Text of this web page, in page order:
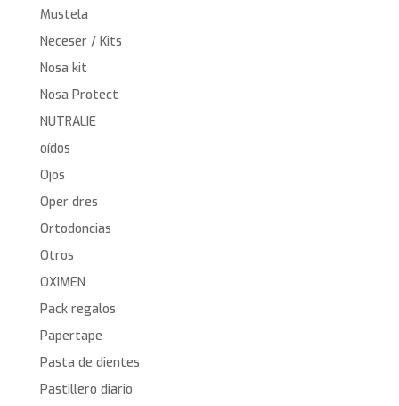
Mustela
Neceser / Kits
Nosa kit
Nosa Protect
NUTRALIE
oídos
Ojos
Oper dres
Ortodoncias
Otros
OXIMEN
Pack regalos
Papertape
Pasta de dientes
Pastillero diario